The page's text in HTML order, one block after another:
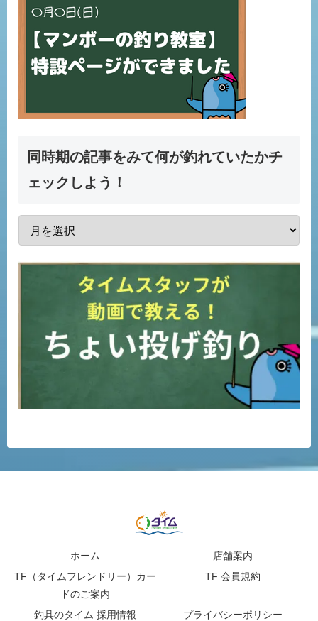
同時期の記事をみて何が釣れていたかチ
ェックしよう！
ホーム
店舗案内
TF（タイムフレンドリー）カー
ドのご案内
TF 会員規約
釣具のタイム 採用情報 プライバシーポリシー